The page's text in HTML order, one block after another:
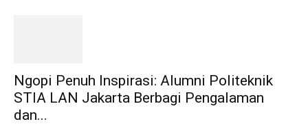
Ngopi Penuh Inspirasi: Alumni Politeknik
STIA LAN Jakarta Berbagi Pengalaman
dan...